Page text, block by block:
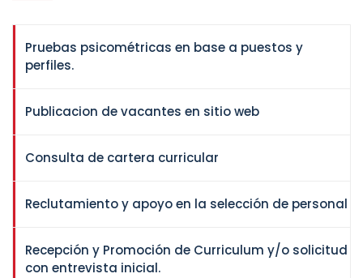
Pruebas psicométricas en base a puestos y
perfiles.
Publicacion de vacantes en sitio web
Consulta de cartera curricular
Reclutamiento y apoyo en la selección de personal
Recepción y Promoción de Curriculum y/o solicitud
con entrevista inicial.